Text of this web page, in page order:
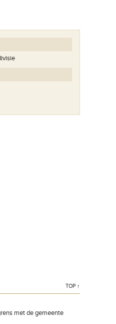
TOP ↑
met de gemeente